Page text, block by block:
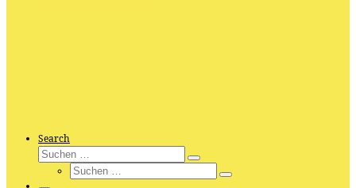
Search
Suche
Suchen
Suche
Suchen